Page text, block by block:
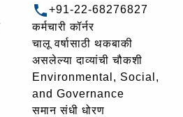
+91-22-68276827
कर्मचारी कॉर्नर
चालू वर्षासाठी थकबाकी
असलेल्या दाव्यांची चौकशी
Environmental, Social,
and Governance
समान संधी धोरण